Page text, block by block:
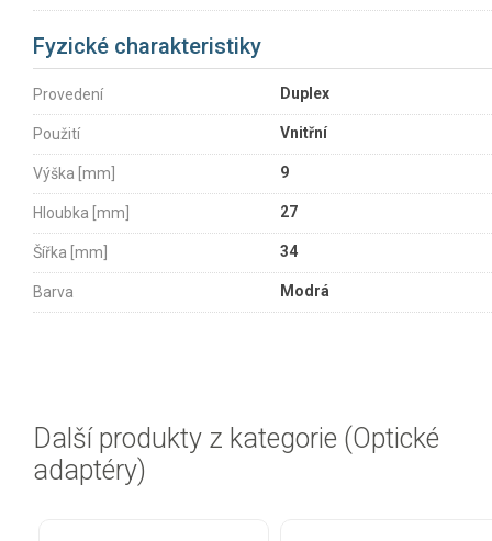
Fyzické charakteristiky
Provedení Duplex
Použití Vnitřní
Výška [mm] 9
Hloubka [mm] 27
Šířka [mm] 34
Barva Modrá
Další produkty z kategorie (Optické
adaptéry)